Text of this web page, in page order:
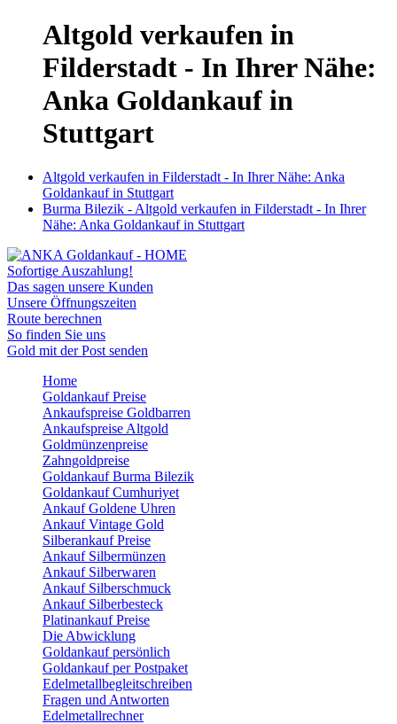
Altgold verkaufen in
Filderstadt - In Ihrer Nähe:
Anka Goldankauf in
Stuttgart
Altgold verkaufen in Filderstadt - In Ihrer Nähe: Anka
Goldankauf in Stuttgart
Burma Bilezik - Altgold verkaufen in Filderstadt - In Ihrer
Nähe: Anka Goldankauf in Stuttgart
Sofortige Auszahlung!
Das sagen unsere Kunden
Unsere Öffnungszeiten
Route berechnen
So finden Sie uns
Gold mit der Post senden
Home
Goldankauf Preise
Ankaufspreise Goldbarren
Ankaufspreise Altgold
Goldmünzenpreise
Zahngoldpreise
Goldankauf Burma Bilezik
Goldankauf Cumhuriyet
Ankauf Goldene Uhren
Ankauf Vintage Gold
Silberankauf Preise
Ankauf Silbermünzen
Ankauf Silberwaren
Ankauf Silberschmuck
Ankauf Silberbesteck
Platinankauf Preise
Die Abwicklung
Goldankauf persönlich
Goldankauf per Postpaket
Edelmetallbegleitschreiben
Fragen und Antworten
Edelmetallrechner